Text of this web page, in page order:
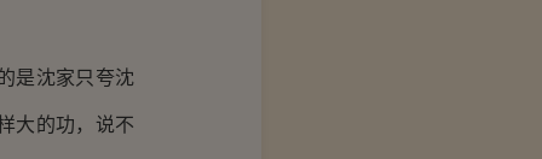
是沈家只夸沈
大的功，说不